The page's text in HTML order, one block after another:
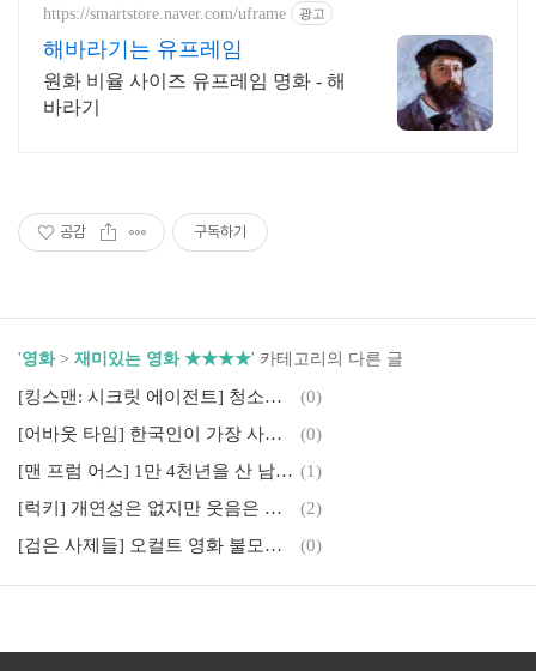
https://smartstore.naver.com/uframe 광고
해바라기는 유프레임
원화 비율 사이즈 유프레임 명화 - 해
바라기
공감 구독하기
'영화> 재미있는 영화 ★★★★' 카테고리의 다른 글
[킹스맨: 시크릿 에이전트] 청소년관람불가 코미디 액션의 바른 예
(0)
[어바웃 타임] 한국인이 가장 사랑한 영국 영화(feat. 로맨스+시간여행은 못참지)
(0)
[맨 프럼 어스] 1만 4천년을 산 남자의 이야기, 이것은 영화인가 소설인가 (1)
[럭키] 개연성은 없지만 웃음은 보장하는 영화(관객수 697만)
(2)
[검은 사제들] 오컬트 영화 불모지였던 대한민국에서 판을 뒤집은 오컬트 상업영화(feat. 강동원의 반짝임)
(0)